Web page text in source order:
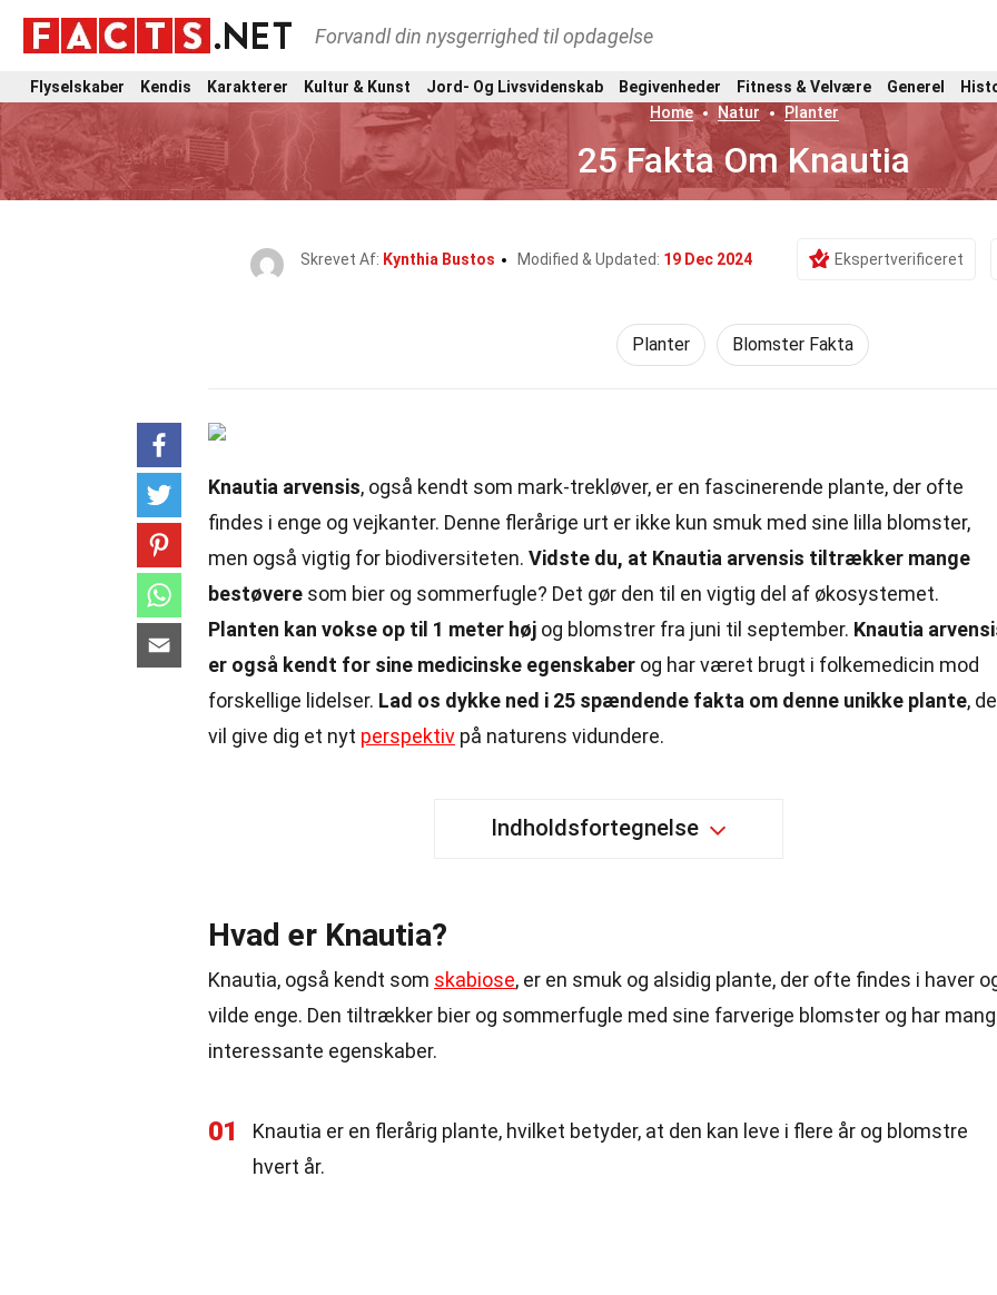
Forvandl din nysgerrighed til opdagelse
Flyselskaber Kendis Karakterer Kultur & Kunst Jord- Og Livsvidenskab Begivenheder Fitness & Velvære Generel
Home
Natur Planter
25 Fakta Om Knautia
Skrevet Af: Kynthia Bustos Modified & Updated: 19 Dec 2024 Ekspertverificeret
Planter Blomster Fakta
Knautia arvensis, også kendt som mark-trekløver, er en fascinerende plante, der ofte
findes i enge og vejkanter. Denne flerårige urt er ikke kun smuk med sine lilla blomster,
men også vigtig for biodiversiteten. Vidste du, at Knautia arvensis tiltrækker mange
bestøvere som bier og sommerfugle? Det gør den til en vigtig del af økosystemet.
Planten kan vokse op til 1 meter høj og blomstrer fra juni til september. Knautia
er også kendt for sine medicinske egenskaber og har været brugt i folkemedicin mod
forskellige lidelser. Lad os dykke ned i 25 spændende fakta om denne unikke plante,
vil give dig et nyt perspektiv på naturens vidundere.
Indholdsfortegnelse
Hvad er Knautia?
Knautia, også kendt som skabiose, er en smuk og alsidig plante, der ofte findes i haver
vilde enge. Den tiltrækker bier og sommerfugle med sine farverige blomster og har
interessante egenskaber.
01
Knautia er en flerårig plante, hvilket betyder, at den kan leve i flere år og blomstre
hvert år.